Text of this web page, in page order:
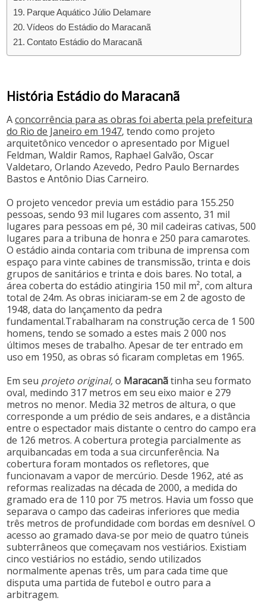
Parque Aquático Júlio Delamare
Vídeos do Estádio do Maracanã
Contato Estádio do Maracanã
História Estádio do Maracanã
Aconcorrência para as obras foi aberta pela prefeitura
do Rio de Janeiro em 1947, tendo como projeto
arquitetônico vencedor o apresentado por Miguel
Feldman, Waldir Ramos, Raphael Galvão, Oscar
Valdetaro, Orlando Azevedo, Pedro Paulo Bernardes
Bastos e Antônio Dias Carneiro.
O projeto vencedor previa um estádio para 155.250
pessoas, sendo 93 mil lugares com assento, 31 mil
lugares para pessoas em pé, 30 mil cadeiras cativas, 500
lugares para a tribuna de honra e 250 para camarotes.
O estádio ainda contaria com tribuna de imprensa com
espaço para vinte cabines de transmissão, trinta e dois
grupos de sanitários e trinta e dois bares. No total, a
área coberta do estádio atingiria 150 mil m², com altura
total de 24m. As obras iniciaram-se em 2 de agosto de
1948, data do lançamento da pedra
fundamental.Trabalharam na construção cerca de 1 500
homens, tendo se somado a estes mais 2 000 nos
últimos meses de trabalho. Apesar de ter entrado em
uso em 1950, as obras só ficaram completas em 1965.
Em seu projeto original,o Maracanãtinha seu formato
oval, medindo 317 metros em seu eixo maior e 279
metros no menor. Media 32 metros de altura, o que
corresponde a um prédio de seis andares, e a distância
entre o espectador mais distante o centro do campo era
de 126 metros. A cobertura protegia parcialmente as
arquibancadas em toda a sua circunferência. Na
cobertura foram montados os refletores, que
funcionavam a vapor de mercúrio. Desde 1962, até as
reformas realizadas na década de 2000, a medida do
gramado era de 110 por 75 metros. Havia um fosso que
separava o campo das cadeiras inferiores que media
três metros de profundidade com bordas em desnível. O
acesso ao gramado dava-se por meio de quatro túneis
subterrâneos que começavam nos vestiários. Existiam
cinco vestiários no estádio, sendo utilizados
normalmente apenas três, um para cada time que
disputa uma partida de futebol e outro para a
arbitragem.